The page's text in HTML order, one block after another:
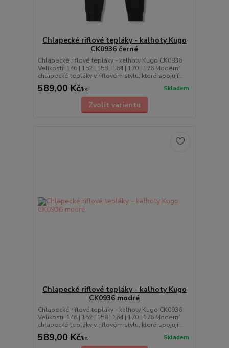
Chlapecké riflové tepláky - kalhoty Kugo
CK0936 černé
Chlapecké riflové tepláky - kalhoty Kugo CK0936
Velikosti: 146 | 152 | 158 | 164 | 170 | 176 Moderní
chlapecké tepláky v riflovém stylu, které spojují...
589,00 Kč/ks Skladem
Zvolit variantu
Chlapecké riflové tepláky - kalhoty Kugo
CK0936 modré
Chlapecké riflové tepláky - kalhoty Kugo CK0936
Velikosti: 146 | 152 | 158 | 164 | 170 | 176 Moderní
chlapecké tepláky v riflovém stylu, které spojují...
589,00 Kč/ks Skladem